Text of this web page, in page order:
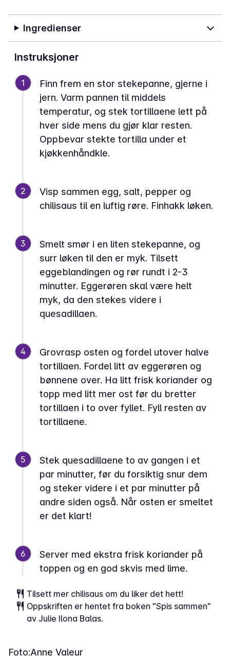
Ingredienser
Instruksjoner
1
Finn frem en stor stekepanne, gjerne i
jern. Varm pannen til middels
temperatur, og stek tortillaene lett på
hver side mens du gjør klar resten.
Oppbevar stekte tortilla under et
kjøkkenhåndkle.
2
Visp sammen egg, salt, pepper og
chilisaus til en luftig røre. Finhakk løken.
3
Smelt smør i en liten stekepanne, og
surr løken til den er myk. Tilsett
eggeblandingen og rør rundt i 2-3
minutter. Eggerøren skal være helt
myk, da den stekes videre i
quesadillaen.
4
Grovrasp osten og fordel utover halve
tortillaen. Fordel litt av eggerøren og
bønnene over. Ha litt frisk koriander og
topp med litt mer ost før du bretter
tortillaen i to over fyllet. Fyll resten av
tortillaene.
5
Stek quesadillaene to av gangen i et
par minutter, før du forsiktig snur dem
og steker videre i et par minutter på
andre siden også. Når osten er smeltet
er det klart!
6
Server med ekstra frisk koriander på
toppen og en god skvis med lime.
Tilsett mer chilisaus om du liker det hett!
Oppskriften er hentet fra boken "Spis sammen"
av Julie Ilona Balas.
Foto:Anne Valeur